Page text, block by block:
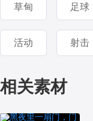
草甸 足球
活动 射击
相关素材